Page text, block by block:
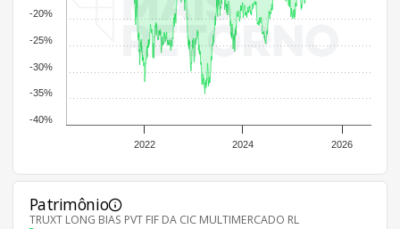
2022 2024 2026
-40%
-35%
-30%
-25%
-20%
Patrimônio
TRUXT LONG BIAS PVT FIF DA CIC MULTIMERCADO RL